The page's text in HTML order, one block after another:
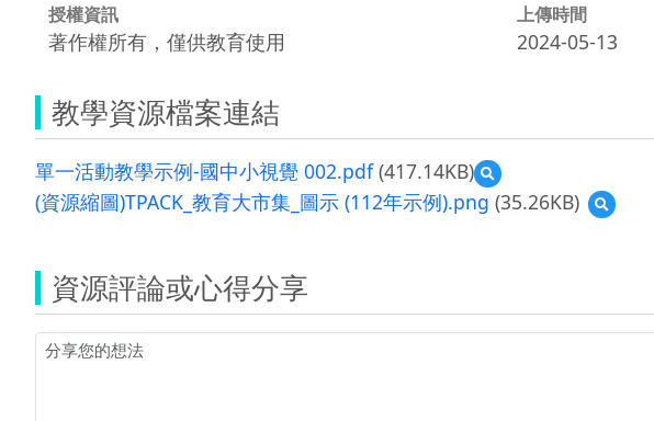
授權資訊
著作權所有，僅供教育使用
上傳時間
2024-05-13
教學資源檔案連結
單一活動教學示例-國中小視覺 002.pdf(417.14KB)
預
覽
單
學
示
(資源縮圖)TPACK_教育大市集_圖示 (112年示例).png (35.26KB)
預
覽
教
資源評論或心得分享